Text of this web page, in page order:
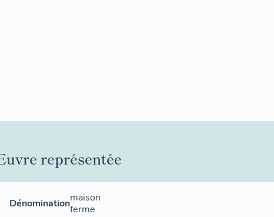
représentée
Dénominationmaison
ferme